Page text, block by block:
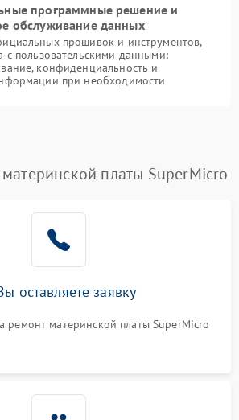
программные решение и
обслуживание данных
прошивок и инструментов,
с пользовательскими данными:
конфиденциальность и
при необходимости
платы SuperMicro
оставляете заявку
ремонт материнской платы SuperMicro